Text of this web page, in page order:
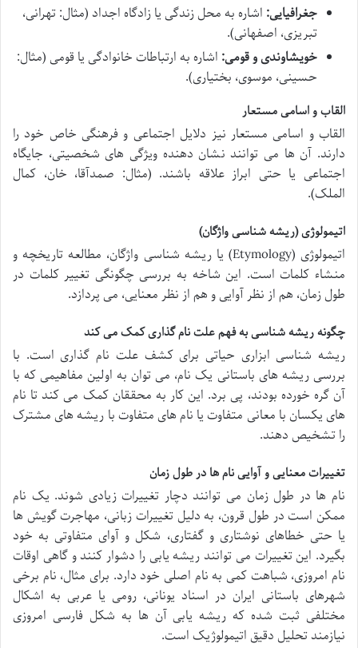
جغرافیایی: اشاره به محل زندگی یا زادگاه اجداد (مثال: تهرانی،
تبریزی، اصفهانی).
خویشاوندی و قومی: اشاره به ارتباطات خانوادگی یا قومی (مثال:
حسینی، موسوی، بختیاری).
القاب و اسامی مستعار
القاب و اسامی مستعار نیز دلایل اجتماعی و فرهنگی خاص خود را
دارند. آن ها می توانند نشان دهنده ویژگی های شخصیتی، جایگاه
اجتماعی یا حتی ابراز علاقه باشند. (مثال: صمدآقا، خان، کمال
الملک).
اتیمولوژی (ریشه شناسی واژگان)
اتیمولوژی (Etymology) یا ریشه شناسی واژگان، مطالعه تاریخچه و
منشاء کلمات است. این شاخه به بررسی چگونگی تغییر کلمات در
طول زمان، هم از نظر آوایی و هم از نظر معنایی، می پردازد.
چگونه ریشه شناسی به فهم علت نام گذاری کمک می کند
ریشه شناسی ابزاری حیاتی برای کشف علت نام گذاری است. با
بررسی ریشه های باستانی یک نام، می توان به اولین مفاهیمی که با
آن گره خورده بودند، پی برد. این کار به محققان کمک می کند تا نام
های یکسان با معانی متفاوت یا نام های متفاوت با ریشه های مشترک
را تشخیص دهند.
تغییرات معنایی و آوایی نام ها در طول زمان
نام ها در طول زمان می توانند دچار تغییرات زیادی شوند. یک نام
ممکن است در طول قرون، به دلیل تغییرات زبانی، مهاجرت گویش ها
یا حتی خطاهای نوشتاری و گفتاری، شکل و آوای متفاوتی به خود
بگیرد. این تغییرات می توانند ریشه یابی را دشوار کنند و گاهی اوقات
نام امروزی، شباهت کمی به نام اصلی خود دارد. برای مثال، نام برخی
شهرهای باستانی ایران در اسناد یونانی، رومی یا عربی به اشکال
مختلفی ثبت شده که ریشه یابی آن ها به شکل فارسی امروزی
نیازمند تحلیل دقیق اتیمولوژیک است.